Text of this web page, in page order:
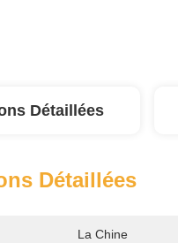
Détaillées
Détaillées
La Chine